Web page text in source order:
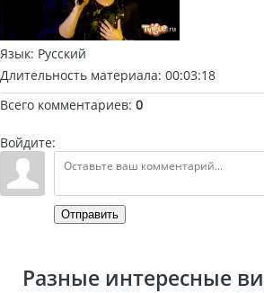
Язык: Русский
Длительность материала: 00:03:18
Всего комментариев: 0
Войдите:
Отправить
Разные интересные